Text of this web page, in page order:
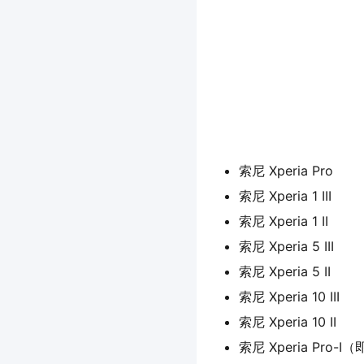
索尼 Xperia Pro
索尼 Xperia 1 III
索尼 Xperia 1 II
索尼 Xperia 5 III
索尼 Xperia 5 II
索尼 Xperia 10 III
索尼 Xperia 10 II
索尼 Xperia Pro-I（